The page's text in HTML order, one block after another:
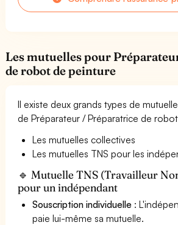
Les mutuelles pour
de robot de peinture
Il existe deux grands types de
de Préparateur / Préparatrice de
Les mutuelles collectives
Les mutuelles TNS pour les
🔹 Mutuelle TNS (Travailleur
pour un indépendant
Souscription individuelle :
paie lui-même sa mutuelle.